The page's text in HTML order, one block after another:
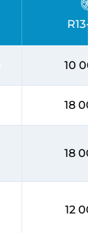
R13-
10
18
18
12